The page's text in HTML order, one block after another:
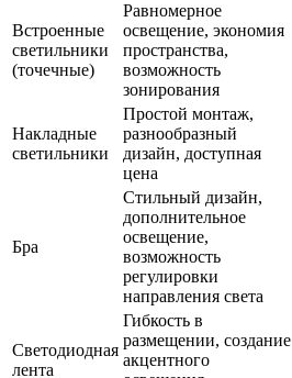
Встроенные
светильники
(точечные)
Равномерное
освещение, экономия
пространства,
возможность
зонирования
Накладные
светильники
Простой монтаж,
разнообразный
дизайн, доступная
цена
Бра
Стильный дизайн,
дополнительное
освещение,
возможность
регулировки
направления света
Светодиодная
лента
Гибкость в
размещении, создание
акцентного